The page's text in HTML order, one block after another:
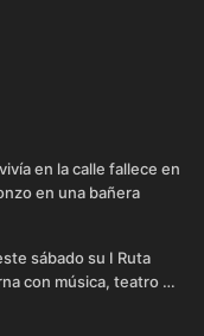
en la calle fallece en
en una bañera
sábado su I Ruta
con música, teatro y